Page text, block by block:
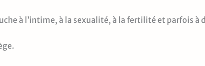
à l’intime, à la sexualité, à la fertilité et parfois